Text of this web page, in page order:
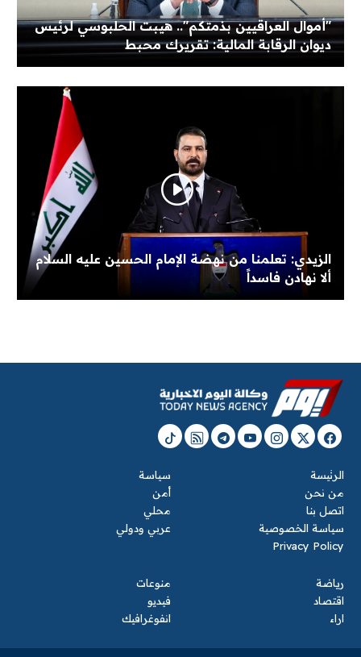
"أموال العراقيين بذمتكم".. هيبت الحلبوسي لرئيس
ديوان الرقابة المالية: تقريرك محبط
الزيدي: تعلمنا من نهضة الإمام الحسين عليه السلام
ألا نهادن فاسداً
الرئيسة
من نحن
اتصل بنا
سياسة الخصوصية
Privacy Policy
سياسة
أمن
محلي
عربي ودولي
رياضة
اقتصاد
اراء
منوعات
فيديو
انفوغرافيك